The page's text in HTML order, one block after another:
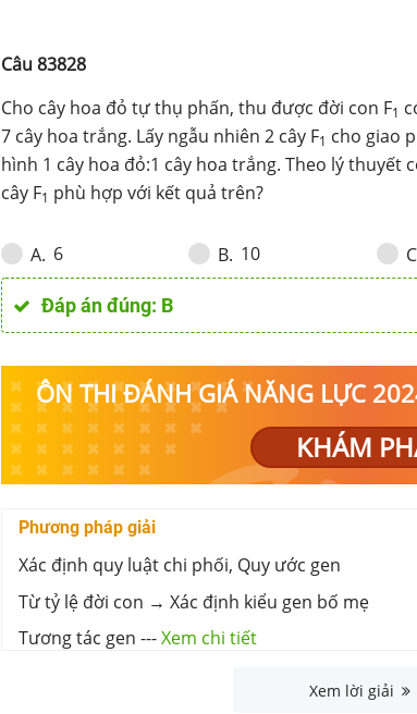
có tối đa bao nhiêu
cây F1 phù hợp với
Câu83828
Cho cây hoa đỏ tự thụ phấn, thu được đời con F1
7 cây hoa trắng. Lấy ngẫu nhiên 2 cây F1 cho giao
hình 1 cây hoa đỏ:1 cây hoa trắng. Theo lý thuyết
cây F1 phù hợp với kết quả trên?
A. 6 B. 10 C
Đáp án đúng: B
ÔN THI ĐÁNH GIÁ NĂNG LỰC
KHÁM
Phương pháp giải
Xác định quy luật chi phối, Quy ước gen
Từ tỷ lệ đời con → Xác định kiểu gen bố mẹ
Tương tác gen ---Xem chi tiết
Xem lời giải